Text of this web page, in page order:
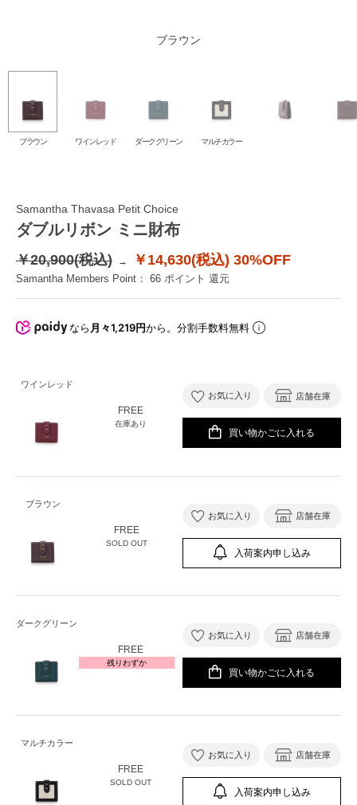
ブラウン
ワインレッド
ダークグリーン
マルチカラー
ブラウン ワインレッド ダークグリーン マルチカラー
Samantha Thavasa Petit Choice
ダブルリボン ミニ財布
￥20,900(税込) ￥14,630(税込) 30%OFF
Samantha Members Point： 66 ポイント 還元
なら 月々1,219円から。分割手数料無料
ワインレッド
FREE
在庫あり
お気に入り 店舗在庫
買い物かごに入れる
ブラウン
FREE
SOLD OUT
お気に入り 店舗在庫
入荷案内申し込み
ダークグリーン
FREE
残りわずか
お気に入り 店舗在庫
買い物かごに入れる
マルチカラー
FREE
SOLD OUT
お気に入り 店舗在庫
入荷案内申し込み